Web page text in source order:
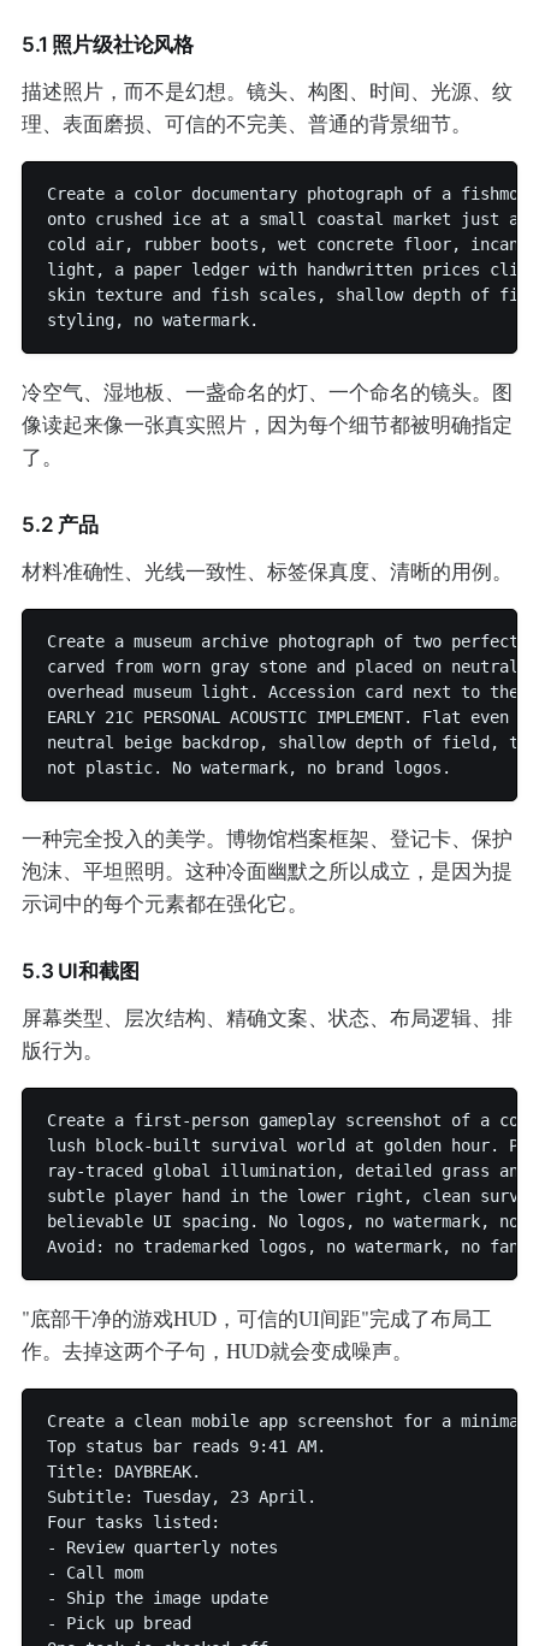
5.1 照片级社论风格
描述照片，而不是幻想。镜头、构图、时间、光源、纹
理、表面磨损、可信的不完美、普通的背景细节。
Create a color documentary photograph of a
onto crushed ice at a small coastal market just
cold air, rubber boots, wet concrete floor,
light, a paper ledger with handwritten prices
skin texture and fish scales, shallow depth of
冷空气、湿地板、一盏命名的灯、一个命名的镜头。图
像读起来像一张真实照片，因为每个细节都被明确指定
了。
5.2 产品
材料准确性、光线一致性、标签保真度、清晰的用例。
Create a museum archive photograph of two
carved from worn gray stone and placed on neutral
overhead museum light. Accession card next to the
EARLY 21C PERSONAL ACOUSTIC IMPLEMENT. Flat
neutral beige backdrop, shallow depth of field,
一种完全投入的美学。博物馆档案框架、登记卡、保护
泡沫、平坦照明。这种冷面幽默之所以成立，是因为提
示词中的每个元素都在强化它。
5.3 UI和截图
屏幕类型、层次结构、精确文案、状态、布局逻辑、排
版行为。
Create a first-person gameplay screenshot of a
lush block-built survival world at golden hour.
ray-traced global illumination, detailed grass and
subtle player hand in the lower right, clean
believable UI spacing. No logos, no watermark, no
"底部干净的游戏HUD，可信的UI间距"完成了布局工
作。去掉这两个子句，HUD就会变成噪声。
Create a clean mobile app screenshot for a
Top status bar reads 9:41 AM.
Title: DAYBREAK.
Subtitle: Tuesday, 23 April.
Four tasks listed:
- Review quarterly notes
- Call mom
- Ship the image update
- Pick up bread